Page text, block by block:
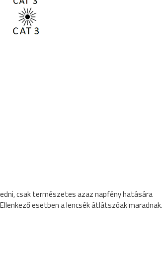
csak természetes azaz napfény hatására
esetben a lencsék átlátszóak maradnak.